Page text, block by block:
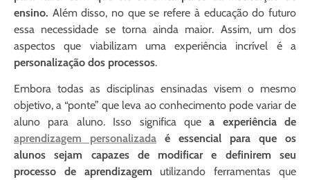
ensino. Além disso, no que se refere à educação do futuro
essa necessidade se torna ainda maior. Assim, um dos
aspectos que viabilizam uma experiência incrível é a
personalização dos processos.
Embora todas as disciplinas ensinadas visem o mesmo
objetivo, a “ponte” que leva ao conhecimento pode variar de
aluno para aluno. Isso significa quea experiência de
aprendizagem personalizada é essencial para que os
alunos sejam capazes de modificar e definirem seu
processo de aprendizagem utilizando ferramentas que